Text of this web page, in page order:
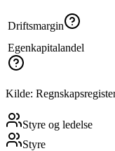
Driftsmargin
Egenkapitalandel
Kilde:
Styre og ledelse
Styre